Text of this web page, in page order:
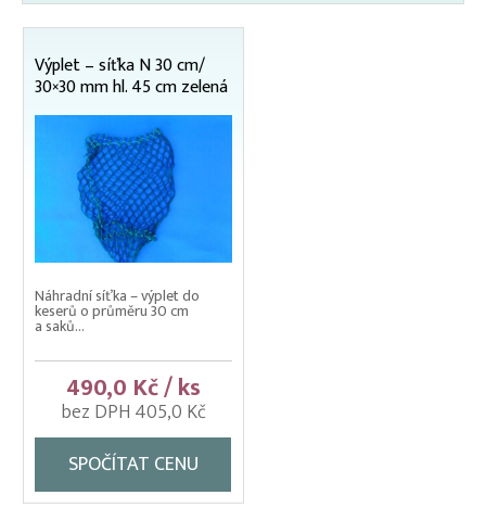
Broďáky
Dekorační/bavlněné sítě
Krycí sítě
Ochranné sítě
Rukáv síťový
Rybářské sítě IHNED K ODBĚRU
Síť na okurky/popínavé rostliny
Výplety – náhradní síťky
pro průměr 35 cm
pro průměr 40 cm
pro průměr 45 cm
pro průměr 50 cm
pro průměr 70 cm
Výplet – síťka N 30 cm/
30×30 mm hl. 45 cm zelená
Náhradní síťka – výplet do
keserů o průměru 30 cm
a saků...
490,0 Kč / ks
bez DPH 405,0 Kč
SPOČÍTAT CENU